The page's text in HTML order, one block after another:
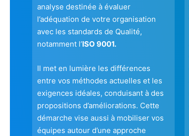
analyse destinée à évaluer
l’adéquation de votre organisation
avec les standards de Qualité,
notamment l’ISO 9001.
Il met en lumière les différences
entre vos méthodes actuelles et les
exigences idéales, conduisant à des
propositions d’améliorations. Cette
démarche vise aussi à mobiliser vos
équipes autour d’une approche